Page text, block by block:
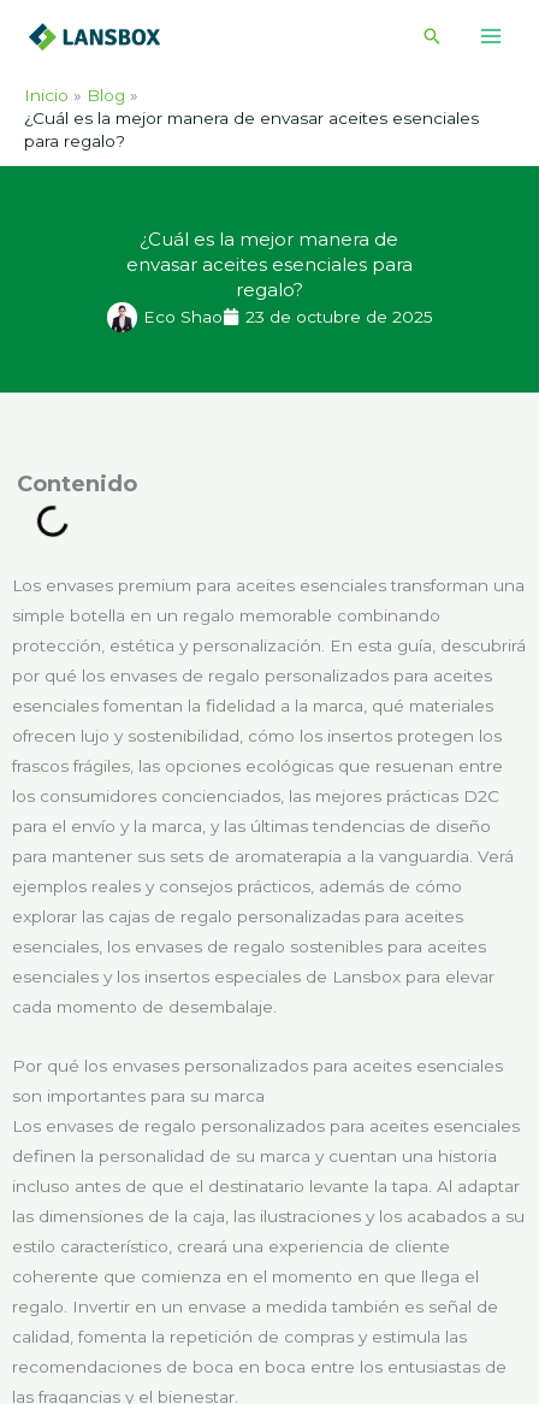
Buscar
Inicio
Blog
¿Cuál es la mejor manera de envasar aceites esenciales
para regalo?
¿Cuál es la mejor manera de
envasar aceites esenciales para
regalo?
Eco Shao 23 de octubre de 2025
Los envases premium para aceites esenciales transforman una
simple botella en un regalo memorable combinando
protección, estética y personalización. En esta guía, descubrirá
por qué los envases de regalo personalizados para aceites
esenciales fomentan la fidelidad a la marca, qué materiales
ofrecen lujo y sostenibilidad, cómo los insertos protegen los
frascos frágiles, las opciones ecológicas que resuenan entre
los consumidores concienciados, las mejores prácticas D2C
para el envío y la marca, y las últimas tendencias de diseño
para mantener sus sets de aromaterapia a la vanguardia. Verá
ejemplos reales y consejos prácticos, además de cómo
explorar las cajas de regalo personalizadas para aceites
esenciales, los envases de regalo sostenibles para aceites
esenciales y los insertos especiales de Lansbox para elevar
cada momento de desembalaje.
Por qué los envases personalizados para aceites esenciales
son importantes para su marca
Los envases de regalo personalizados para aceites esenciales
definen la personalidad de su marca y cuentan una historia
incluso antes de que el destinatario levante la tapa. Al adaptar
las dimensiones de la caja, las ilustraciones y los acabados a su
estilo característico, creará una experiencia de cliente
coherente que comienza en el momento en que llega el
regalo. Invertir en un envase a medida también es señal de
calidad, fomenta la repetición de compras y estimula las
recomendaciones de boca en boca entre los entusiastas de
las fragancias y el bienestar.